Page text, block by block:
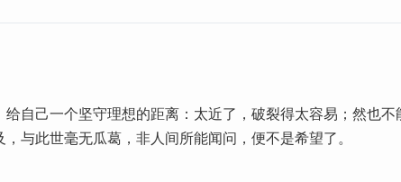
自己一个坚守理想的距离：太近了，破裂得太容易；然也不
与此世毫无瓜葛，非人间所能闻问，便不是希望了。